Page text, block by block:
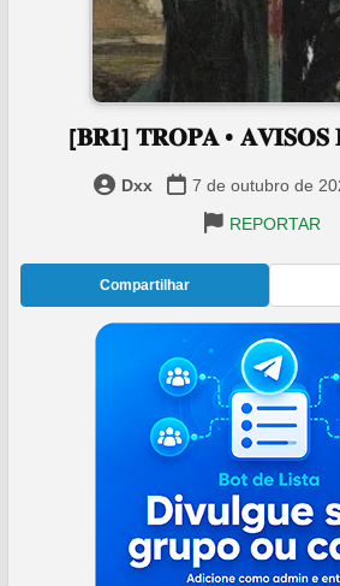
️[𝐁𝐑𝟏] 𝐓𝐑𝐎𝐏𝐀 •
Dxx 7 de outubro de
REPORTAR
Compartilhar